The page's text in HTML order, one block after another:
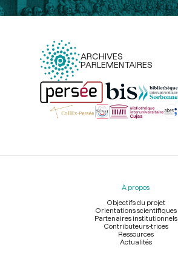
ARCHIVES
PARLEMENTAIRES
Menu
À propos
Objectifs du projet
Orientations scientifiques
Partenaires institutionnels
Contributeurs-trices
Ressources
Actualités